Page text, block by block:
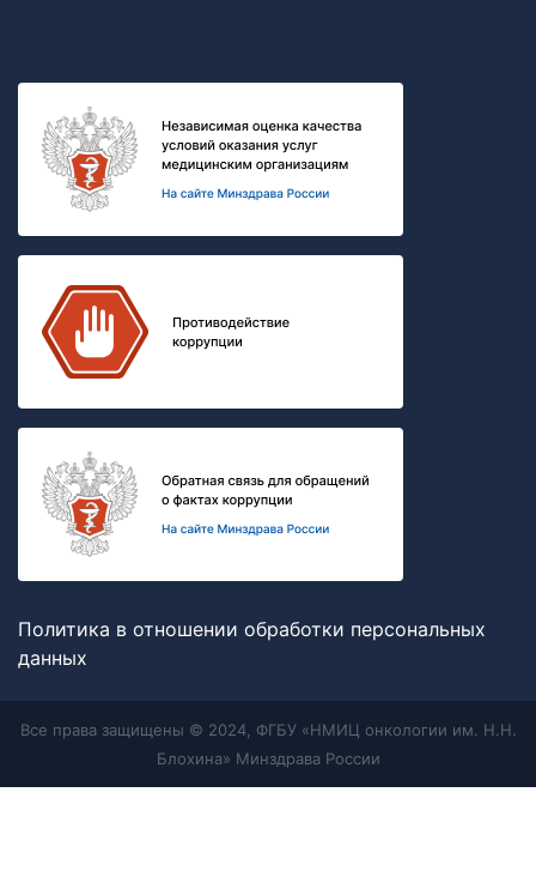
Политика в отношении обработки персональных
данных
Все права защищены © 2024, ФГБУ «НМИЦ онкологии им. Н.Н.
Блохина» Минздрава России